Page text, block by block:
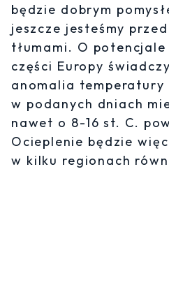
będzie dobrym
jeszcze jesteśmy
tłumami. O
części Europy
anomalia temperatury
w podanych dniach
nawet o 8-16 st. C.
Ocieplenie będzie
w kilku regionach